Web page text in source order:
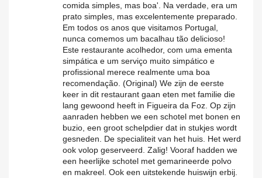
comida simples, mas boa'. Na verdade, era um
prato simples, mas excelentemente preparado.
Em todos os anos que visitamos Portugal,
nunca comemos um bacalhau tão delicioso!
Este restaurante acolhedor, com uma ementa
simpática e um serviço muito simpático e
profissional merece realmente uma boa
recomendação. (Original) We zijn de eerste
keer in dit restaurant gaan eten met familie die
lang gewoond heeft in Figueira da Foz. Op zijn
aanraden hebben we een schotel met bonen en
buzio, een groot schelpdier dat in stukjes wordt
gesneden. De specialiteit van het huis. Het werd
ook volop geserveerd. Zalig! Vooraf hadden we
een heerlijke schotel met gemarineerde polvo
en makreel. Ook een uitstekende huiswijn erbij.